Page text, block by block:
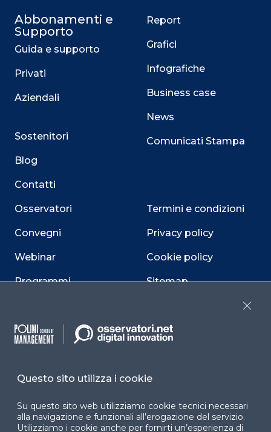
Abbonamenti e
Supporto
Guida e supporto
Privati
Aziendali
Sostenitori
Blog
Contatti
Osservatori
Convegni
Webinar
Programmi
Report
Grafici
Infografiche
Business case
News
Comunicati Stampa
Termini e condizioni
Privacy policy
Cookie policy
Sitemap
Facebook LinkedIn
Questo sito utilizza i cookie
Su questo sito web utilizziamo cookie tecnici necessari
alla navigazione e funzionali all’erogazione del servizio.
Utilizziamo i cookie anche per fornirti un’esperienza di